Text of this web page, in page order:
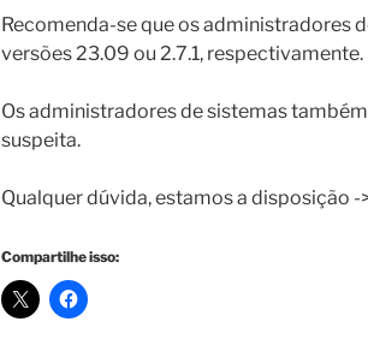
Recomenda-se que os administradores
versões 23.09 ou 2.7.1, respectivamente.
Os administradores de sistemas
suspeita.
Qualquer dúvida, estamos a disposição -
Compartilhe isso: